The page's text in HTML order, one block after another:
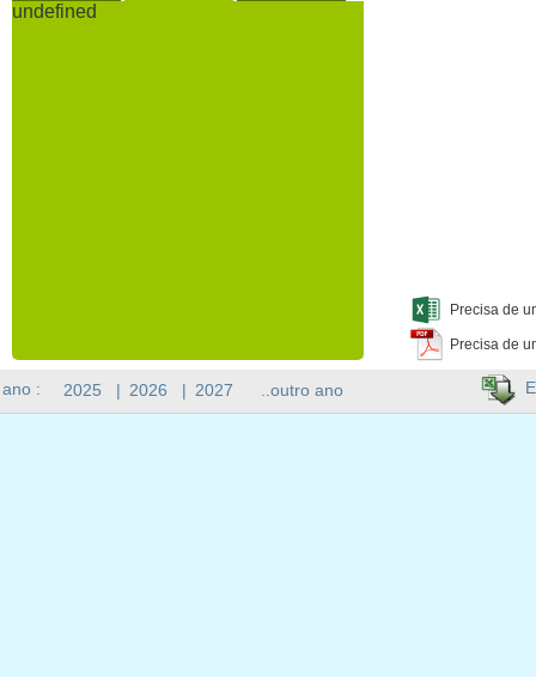
undefined
Precisa de
Precisa de
: 2025 | 2026 | 2027 ..outro ano